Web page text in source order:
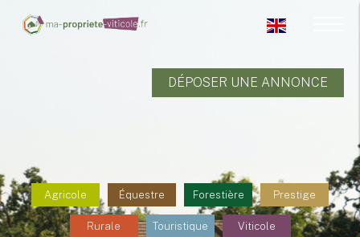
DÉPOSER UNE ANNONCE
Agricole Équestre Forestière Prestige
Rurale Touristique Viticole